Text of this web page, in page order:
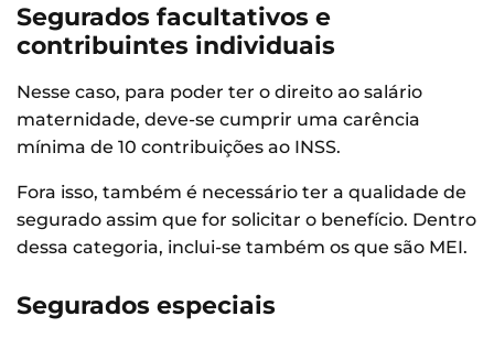
Segurados facultativos e
contribuintes individuais
Nesse caso, para poder ter o direito ao salário
maternidade, deve-se cumprir uma carência
mínima de 10 contribuições ao INSS.
Fora isso, também é necessário ter a qualidade de
segurado assim que for solicitar o benefício. Dentro
dessa categoria, inclui-se também os que são MEI.
Segurados especiais